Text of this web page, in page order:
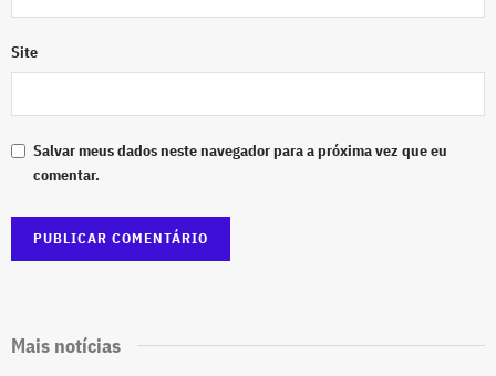
Site
Salvar meus dados neste navegador para a próxima vez que eu
comentar.
Mais notícias